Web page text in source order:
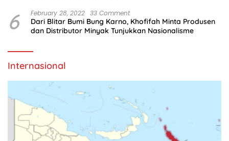
6 February 28, 2022 33 Comment
Dari Blitar Bumi Bung Karno, Khofifah Minta Produsen
dan Distributor Minyak Tunjukkan Nasionalisme
Internasional